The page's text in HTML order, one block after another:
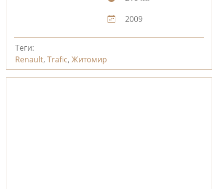
2009
Теги:
Renault, Trafic, Житомир